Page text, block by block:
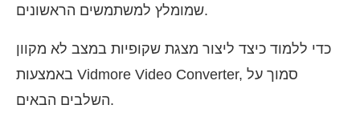
שמומלץ למשתמשים הראשונים.
כדי ללמוד כיצד ליצור מצגת שקופיות במצב לא מקוון
באמצעות Vidmore Video Converter, סמוך על
השלבים הבאים.